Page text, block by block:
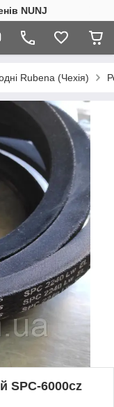
NUNJ
Rubena (Чехія)
SPC-6000cz